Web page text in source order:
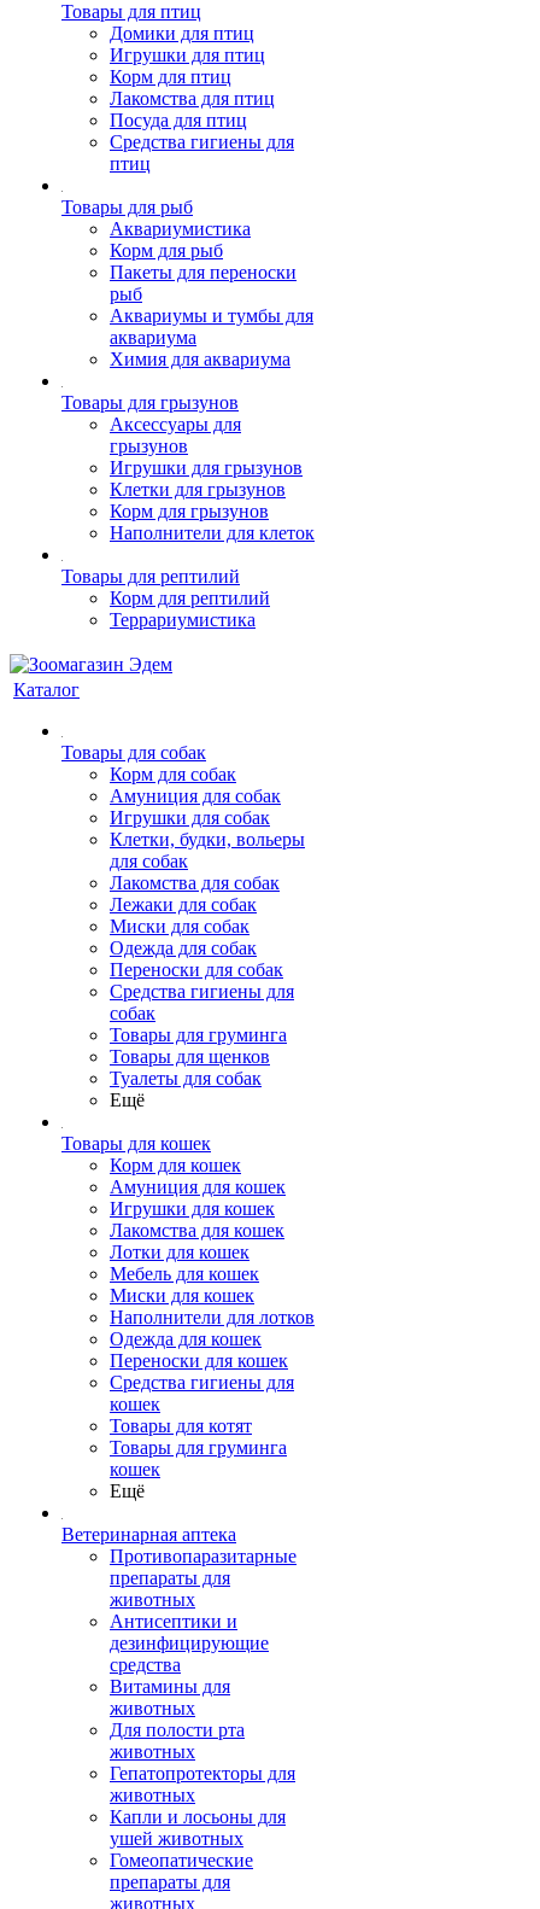
Товары для птиц
Домики для птиц
Игрушки для птиц
Корм для птиц
Лакомства для птиц
Посуда для птиц
Средства гигиены для
птиц
Товары для рыб
Аквариумистика
Корм для рыб
Пакеты для переноски
рыб
Аквариумы и тумбы для
аквариума
Химия для аквариума
Товары для грызунов
Аксессуары для
грызунов
Игрушки для грызунов
Клетки для грызунов
Корм для грызунов
Наполнители для клеток
Товары для рептилий
Корм для рептилий
Террариумистика
Каталог
Товары для собак
Корм для собак
Амуниция для собак
Игрушки для собак
Клетки, будки, вольеры
для собак
Лакомства для собак
Лежаки для собак
Миски для собак
Одежда для собак
Переноски для собак
Средства гигиены для
собак
Товары для груминга
Товары для щенков
Туалеты для собак
Ещё
Товары для кошек
Корм для кошек
Амуниция для кошек
Игрушки для кошек
Лакомства для кошек
Лотки для кошек
Мебель для кошек
Миски для кошек
Наполнители для лотков
Одежда для кошек
Переноски для кошек
Средства гигиены для
кошек
Товары для котят
Товары для груминга
кошек
Ещё
Ветеринарная аптека
Противопаразитарные
препараты для
животных
Антисептики и
дезинфицирующие
средства
Витамины для
животных
Для полости рта
животных
Гепатопротекторы для
животных
Капли и лосьоны для
ушей животных
Гомеопатические
препараты для
животных